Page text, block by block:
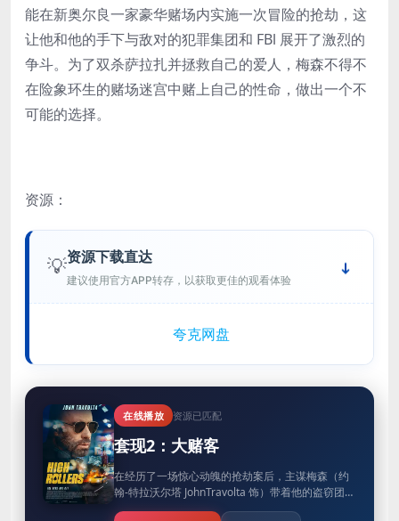
能在新奥尔良一家豪华赌场内实施一次冒险的抢劫，这
让他和他的手下与敌对的犯罪集团和 FBl 展开了激烈的
争斗。为了双杀萨拉扎并拯救自己的爱人，梅森不得不
在险象环生的赌场迷宫中赌上自己的性命，做出一个不
可能的选择。
资源：
💡资源下载直达
建议使用官方APP转存，以获取更佳的观看体验
夸克网盘
在线播放 资源已匹配
套现2：大赌客
在经历了一场惊心动魄的抢劫案后，主谋梅森（约
翰-特拉沃尔塔 JohnTravolta 饰）带着他的盗窃团伙
和他的爱人德克尔（吉娜-格申 Gina Gershon…